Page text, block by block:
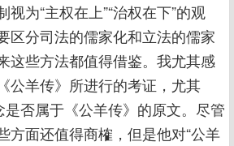
为“主权在上”“治权在下”的观
区分司法的儒家化和立法的儒家
这些方法都值得借鉴。我尤其感
公羊传》所进行的考证，尤其
是否属于《公羊传》的原文。尽管
方面还值得商榷，但是他对“公羊